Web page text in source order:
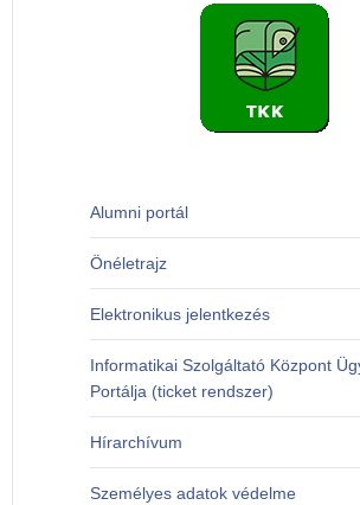
Alumni portál
Önéletrajz
Elektronikus jelentkezés
Informatikai Szolgáltató Központ
Portálja (ticket rendszer)
Hírarchívum
Személyes adatok védelme